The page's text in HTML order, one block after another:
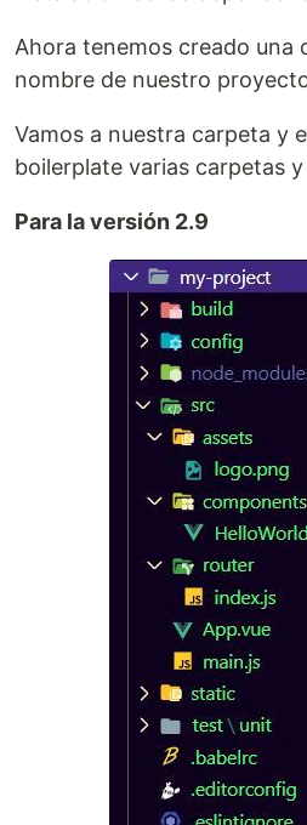
Ahora tenemos creado una
nombre de nuestro
Vamos a nuestra carpeta y
boilerplate varias carpetas
Para la versión 2.9